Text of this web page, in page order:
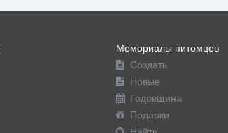
Мемориалы питомцев
Создать
Новые
Годовщина
Подарки